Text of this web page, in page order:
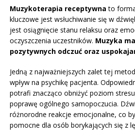
Muzykoterapia receptywna to
kluczowe jest wsłuchiwanie się w
jest osiągnięcie stanu relaksu oraz
oczyszczenia uczestników. Muzyka
pozytywnych odczuć oraz
Jedną z najważniejszych zalet tej
wpływ na psychikę pacjenta.
potrafi znacząco obniżyć poziom
poprawę ogólnego samopoczucia.
różnorodne reakcje emocjonalne, co
pomocne dla osób borykających się z